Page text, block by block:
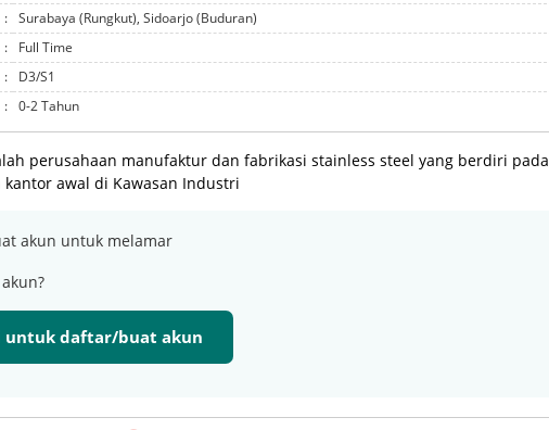
: Surabaya (Rungkut), Sidoarjo (Buduran)
:
Full Time
:
D3/S1
: 0-2 Tahun
perusahaan manufaktur dan fabrikasi stainless steel yang berdiri pada
awal di Kawasan Industri
akun untuk melamar
untuk daftar/buat akun